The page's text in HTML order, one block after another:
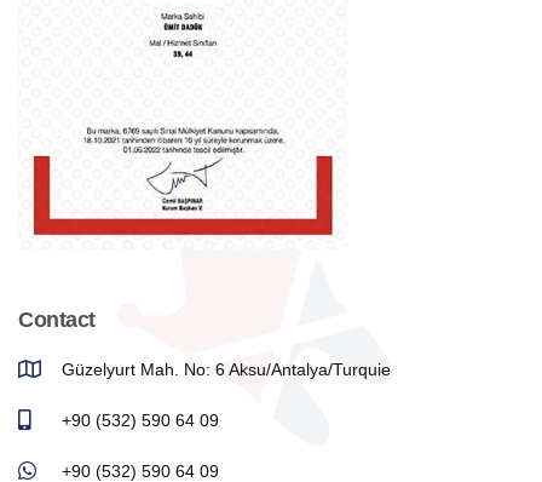
Contact
Güzelyurt Mah. No: 6 Aksu/Antalya/Turquie
+90 (532) 590 64 09
+90 (532) 590 64 09